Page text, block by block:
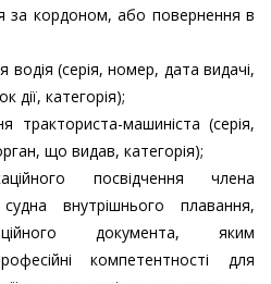
за кордоном, або повернення в
водія (серія, номер, дата видачі,
дії, категорія);
тракториста-машиніста (серія,
що видав, категорія);
посвідчення члена
внутрішнього плавання,
документа, яким
компетентності для